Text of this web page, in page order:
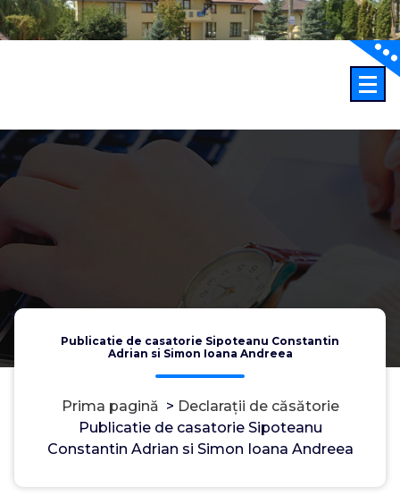
Sari
la
Publicatie de casatorie Sipoteanu Constantin
Adrian si Simon Ioana Andreea
Prima pagină > Declarații de căsătorie
Publicatie de casatorie Sipoteanu
Constantin Adrian si Simon Ioana Andreea